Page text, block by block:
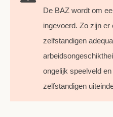
De BAZ wordt om
ingevoerd. Zo zijn
zelfstandigen
ongelijk speelveld
zelfstandigen